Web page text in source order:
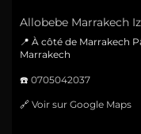
Allobebe Marrakech
📍 À côté de Marrakech
Marrakech
☎️ 0705042037
🔗 Voir sur Google Maps